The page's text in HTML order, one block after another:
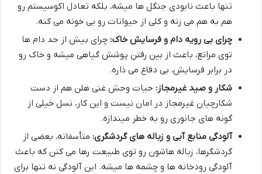
تنها باعث نابودی جنگل ها میشه، بلکه تعادل اکوسیستم رو
هم به هم می زنه و کلی از حیوانات رو بی خونه می کنه.
چرای بی رویه دام و فرسایش خاک: چرای بیش از حد دام ها
توی مراتع، باعث از بین رفتن پوشش گیاهی میشه و خاک رو
در برابر فرسایش، بی دفاع می ذاره.
شکار و صید غیرمجاز: حیات وحش غنی هلن هم از دست
شکارچیان غیرمجاز در امان نیست و این کار، نسل خیلی از
گونه های جانوری رو به خطر میندازه.
آلودگی منابع آبی و زباله های گردشگری: متأسفانه، بعضی از
گردشگرها، زباله هاشون رو توی طبیعت رها می کنن که باعث
آلودگی رودخانه ها و چشمه ها میشه. این آلودگی نه تنها برای